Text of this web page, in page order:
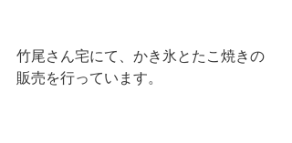
竹尾さん宅にて、かき氷とたこ焼きの
販売を行っています。